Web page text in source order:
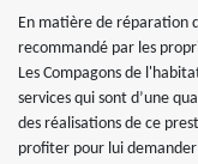
En matière de réparation
recommandé par les
Les Compagons de
services qui sont d’une
des réalisations de ce
profiter pour lui